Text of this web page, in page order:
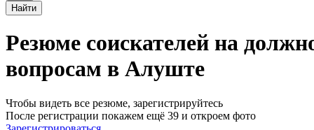
Найти
Резюме соискателей на
вопросам в Алуште
Чтобы видеть все резюме, зарегистрируйтесь
После регистрации покажем ещё 39 и откроем фото